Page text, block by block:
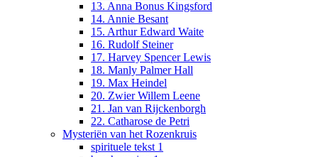
13. Anna Bonus Kingsford
14. Annie Besant
15. Arthur Edward Waite
16. Rudolf Steiner
17. Harvey Spencer Lewis
18. Manly Palmer Hall
19. Max Heindel
20. Zwier Willem Leene
21. Jan van Rijckenborgh
22. Catharose de Petri
Mysteriën van het Rozenkruis
spirituele tekst 1